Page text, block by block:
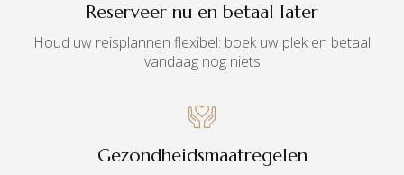
Reserveer nu en betaal later
Houd uw reisplannen flexibel: boek uw plek en betaal
vandaag nog niets
Gezondheidsmaatregelen